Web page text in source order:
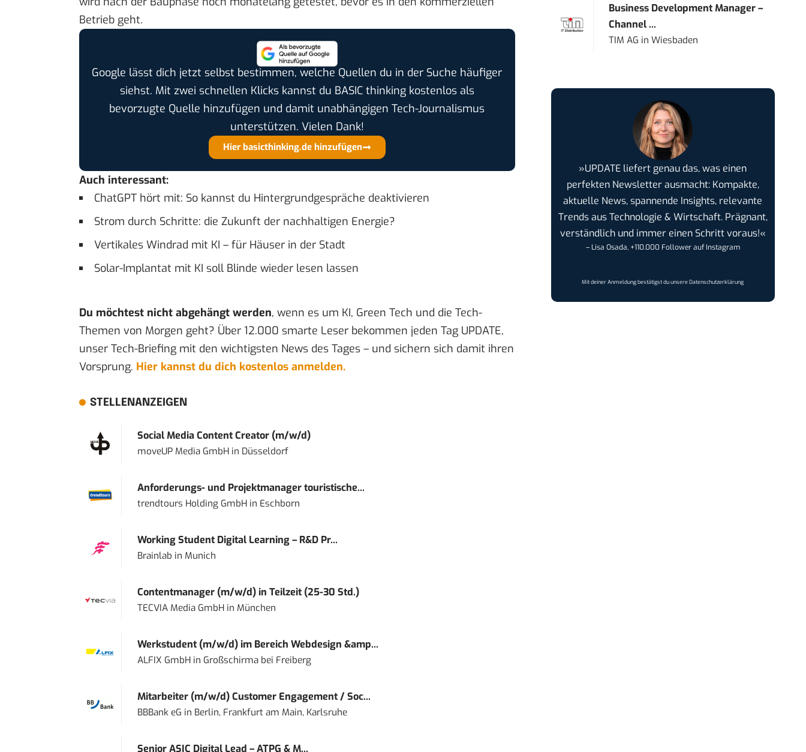
Betrieb geht.
Google lässt dich jetzt selbst bestimmen, welche Quellen du in der Suche häufiger
siehst. Mit zwei schnellen Klicks kannst du BASIC thinking kostenlos als
bevorzugte Quelle hinzufügen und damit unabhängigen Tech-Journalismus
unterstützen. Vielen Dank!
Hier basicthinking.de hinzufügen
Auch interessant:
ChatGPT hört mit: So kannst du Hintergrundgespräche deaktivieren
Strom durch Schritte: die Zukunft der nachhaltigen Energie?
Vertikales Windrad mit KI – für Häuser in der Stadt
Solar-Implantat mit KI soll Blinde wieder lesen lassen
Du möchtest nicht abgehängt werden, wenn es um KI, Green Tech und die Tech-
Themen von Morgen geht? Über 12.000 smarte Leser bekommen jeden Tag UPDATE,
unser Tech-Briefing mit den wichtigsten News des Tages – und sichern sich damit ihren
Vorsprung. Hier kannst du dich kostenlos anmelden.
STELLENANZEIGEN
Social Media Content Creator (m/w/d)
moveUP Media GmbHin Düsseldorf
Anforderungs- und Projektmanager touristische...
trendtours Holding GmbHin Eschborn
Working Student Digital Learning – R&D Pr...
Brainlab in Munich
Contentmanager (m/w/d) in Teilzeit (25-30 Std.)
TECVIA Media GmbHin München
Werkstudent (m/w/d) im Bereich Webdesign &amp...
ALFIX GmbHin Großschirma bei Freiberg
Mitarbeiter (m/w/d) Customer Engagement / Soc...
BBBank eG in Berlin, Frankfurt am Main, Karlsruhe
Senior ASIC Digital Lead – ATPG & M...
Business Development Manager –
Channel ...
TIM AG inWiesbaden
»UPDATE liefert genau das, was einen
perfekten Newsletter ausmacht: Kompakte,
aktuelle News, spannende Insights, relevante
Trends aus Technologie & Wirtschaft. Prägnant,
verständlich und immer einen Schritt voraus!«
– Lisa Osada, +110.000 Follower auf Instagram
Mit deiner Anmeldung bestätigst du unsereDatenschutzerklärung